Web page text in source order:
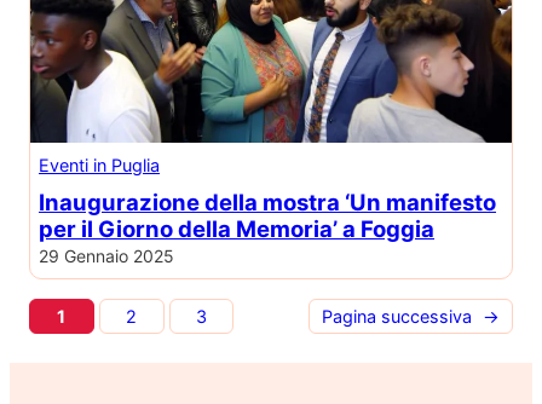
Eventi in Puglia
Inaugurazione della mostra ‘Un manifesto
per il Giorno della Memoria’ a Foggia
29 Gennaio 2025
1 2 3 Pagina successiva →